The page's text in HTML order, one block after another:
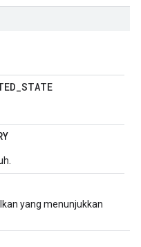
_STATE
yang menunjukkan